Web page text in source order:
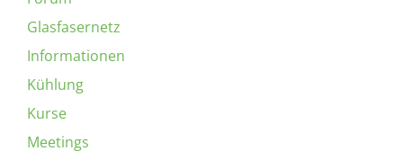
Glasfasernetz
Informationen
Kühlung
Kurse
Meetings